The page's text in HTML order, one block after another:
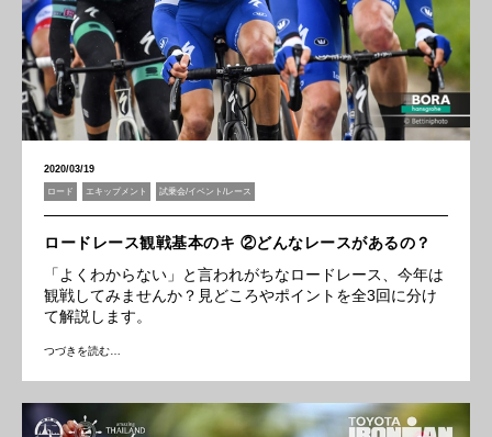
2020/03/19
ロード エキップメント 試乗会/イベント/レース
ロードレース観戦基本のキ ②どんなレースがあるの？
「よくわからない」と言われがちなロードレース、今年は
観戦してみませんか？見どころやポイントを全3回に分け
て解説します。
つづきを読む…